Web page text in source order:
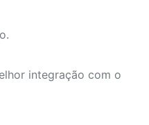
integração com o